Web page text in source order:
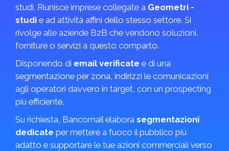
studi. Riunisce imprese collegate a Geometri -
studi e ad attività affini dello stesso settore. Si
rivolge alle aziende B2B che vendono soluzioni,
forniture o servizi a questo comparto.
Disponendo di email verificate e di una
segmentazione per zona, indirizzi le comunicazioni
agli operatori davvero in target, con un prospecting
più efficiente.
Su richiesta, Bancomail elabora segmentazioni
dedicate per mettere a fuoco il pubblico più
adatto e supportare le tue azioni commerciali verso